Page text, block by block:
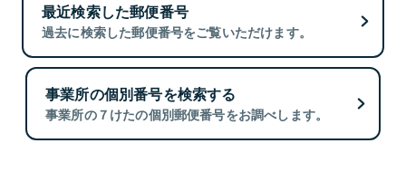
最近検索した郵便番号
過去に検索した郵便番号をご覧いただけます。
事業所の個別番号を検索する
事業所の７けたの個別郵便番号をお調べします。